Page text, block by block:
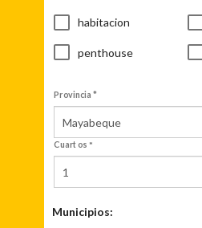
habitacion
penthouse
Provincia *
Mayabeque
Cuartos
1
Municipios: